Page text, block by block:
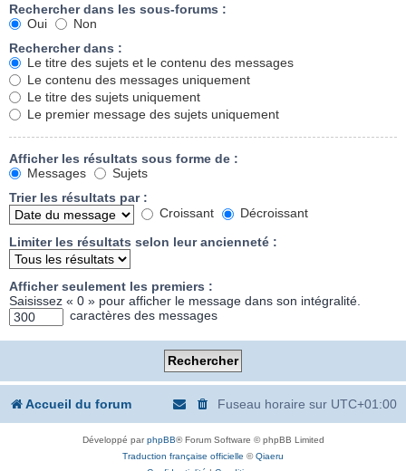
Rechercher dans les sous-forums :
Oui
Non
Rechercher dans :
Le titre des sujets et le contenu des messages
Le contenu des messages uniquement
Le titre des sujets uniquement
Le premier message des sujets uniquement
Afficher les résultats sous forme de :
Messages
Sujets
Trier les résultats par :
Croissant
Décroissant
Limiter les résultats selon leur ancienneté :
Afficher seulement les premiers :
Saisissez « 0 » pour afficher le message dans son intégralité.
caractères des messages
Accueil du forum Fuseau horaire sur UTC+01:00
Développé parphpBB® Forum Software © phpBB Limited
Traduction française officielle ©Qiaeru